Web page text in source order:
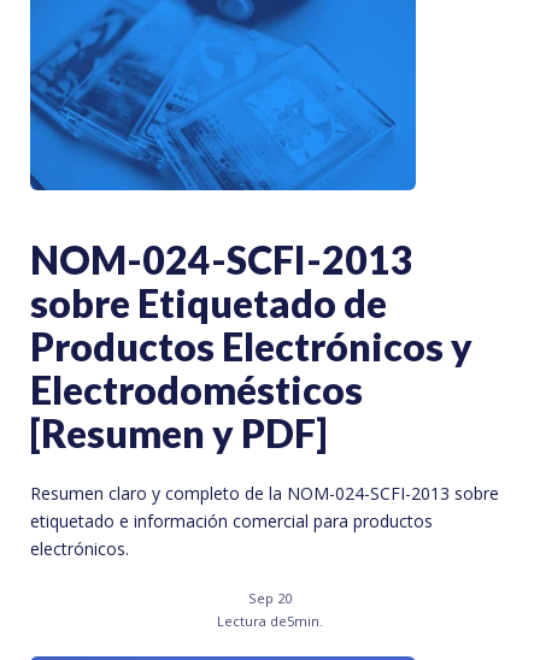
NOM-024-SCFI-2013
sobre Etiquetado de
Productos Electrónicos y
Electrodomésticos
[Resumen y PDF]
Resumen claro y completo de la NOM-024-SCFI-2013 sobre
etiquetado e información comercial para productos
electrónicos.
Sep 20
Lectura de5min.